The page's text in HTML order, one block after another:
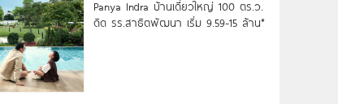
Panya Indra บ้านเดี่ยวใหญ่ 100 ตร.ว.
ดิด รร.สาธิตพัฒนา เริ่ม 9.59-15 ล้าน*